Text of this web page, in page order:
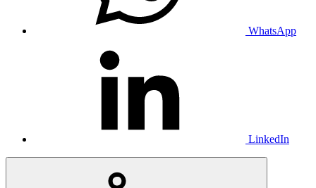
WhatsApp
LinkedIn